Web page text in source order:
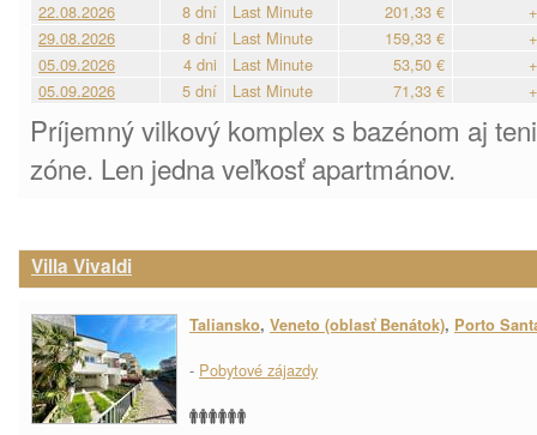
22.08.2026 8 dní Last Minute 201,33 €
29.08.2026
8 dní Last Minute 159,33 €
05.09.2026
4 dni Last Minute 53,50 €
05.09.2026
5 dní Last Minute 71,33 €
Príjemný vilkový komplex s bazénom aj
zóne. Len jedna veľkosť apartmánov.
Villa Vivaldi
Taliansko, Veneto (oblasť Benátok), Porto
- Pobytové zájazdy